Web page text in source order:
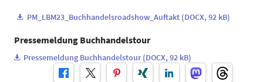
PM_LBM23_Buchhandelsroadshow_Auftakt (DOCX, 92 kB)
Pressemeldung Buchhandelstour
Pressemeldung Buchhandelstour (DOCX, 92 kB)